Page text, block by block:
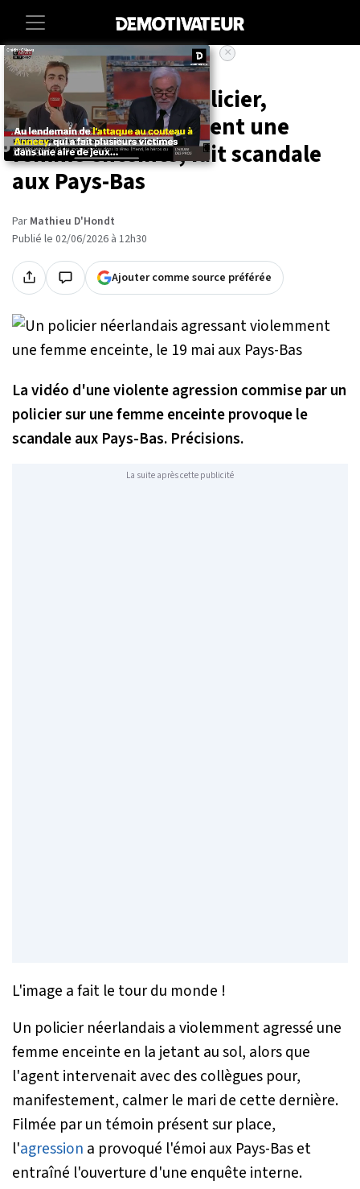
Accueil Societe Lifestyle
Cette vidéo d'un policier,
agressant violemment une
femme enceinte, fait scandale
aux Pays-Bas
Par Mathieu D'Hondt
Publié le 02/06/2026 à 12h30
Ajouter comme source préférée
La vidéo d'une violente agression commise par un
policier sur une femme enceinte provoque le
scandale aux Pays-Bas. Précisions.
La suite après cette publicité
L'image a fait le tour du monde !
Un policier néerlandais a violemment agressé une
femme enceinte en la jetant au sol, alors que
l'agent intervenait avec des collègues pour,
manifestement, calmer le mari de cette dernière.
Filmée par un témoin présent sur place,
l'agression a provoqué l'émoi aux Pays-Bas et
entraîné l'ouverture d'une enquête interne.
×